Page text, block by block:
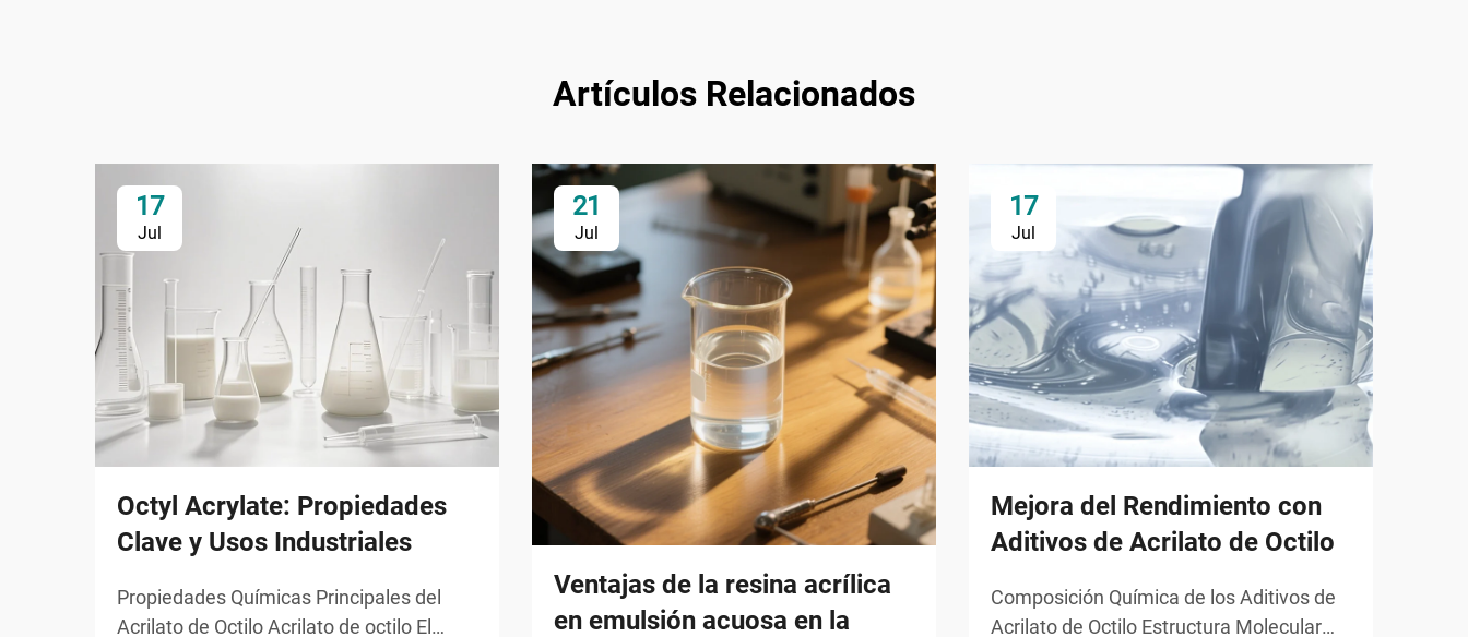
Artículos Relacionados
17
Jul
Octyl Acrylate: Propiedades
Clave y Usos Industriales
Propiedades Químicas Principales del
Acrilato de Octilo Acrilato de octilo El
21
Jul
Ventajas de la resina acrílica
en emulsión acuosa en la
17
Jul
Mejora del Rendimiento con
Aditivos de Acrilato de Octilo
Composición Química de los Aditivos de
Acrilato de Octilo Estructura Molecular